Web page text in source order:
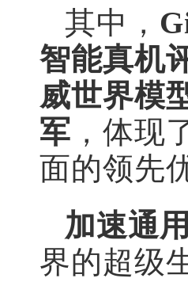
其中，
智能真机
威世界模
军 ，体现
面的领先
加速通
界的超级